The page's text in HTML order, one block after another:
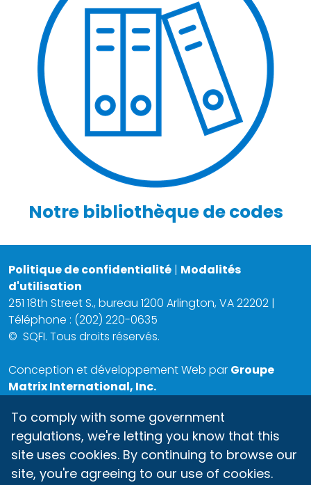
Notre bibliothèque de codes
Politique de confidentialité | Modalités
d'utilisation
251 18th Street S., bureau 1200 Arlington, VA 22202 |
Téléphone : (202) 220-0635
© SQFI. Tous droits réservés.
Conception et développement Web par Groupe
Matrix International, Inc.
To comply with some government
regulations, we're letting you know that this
site uses cookies. By continuing to browse our
site, you're agreeing to our use of cookies.